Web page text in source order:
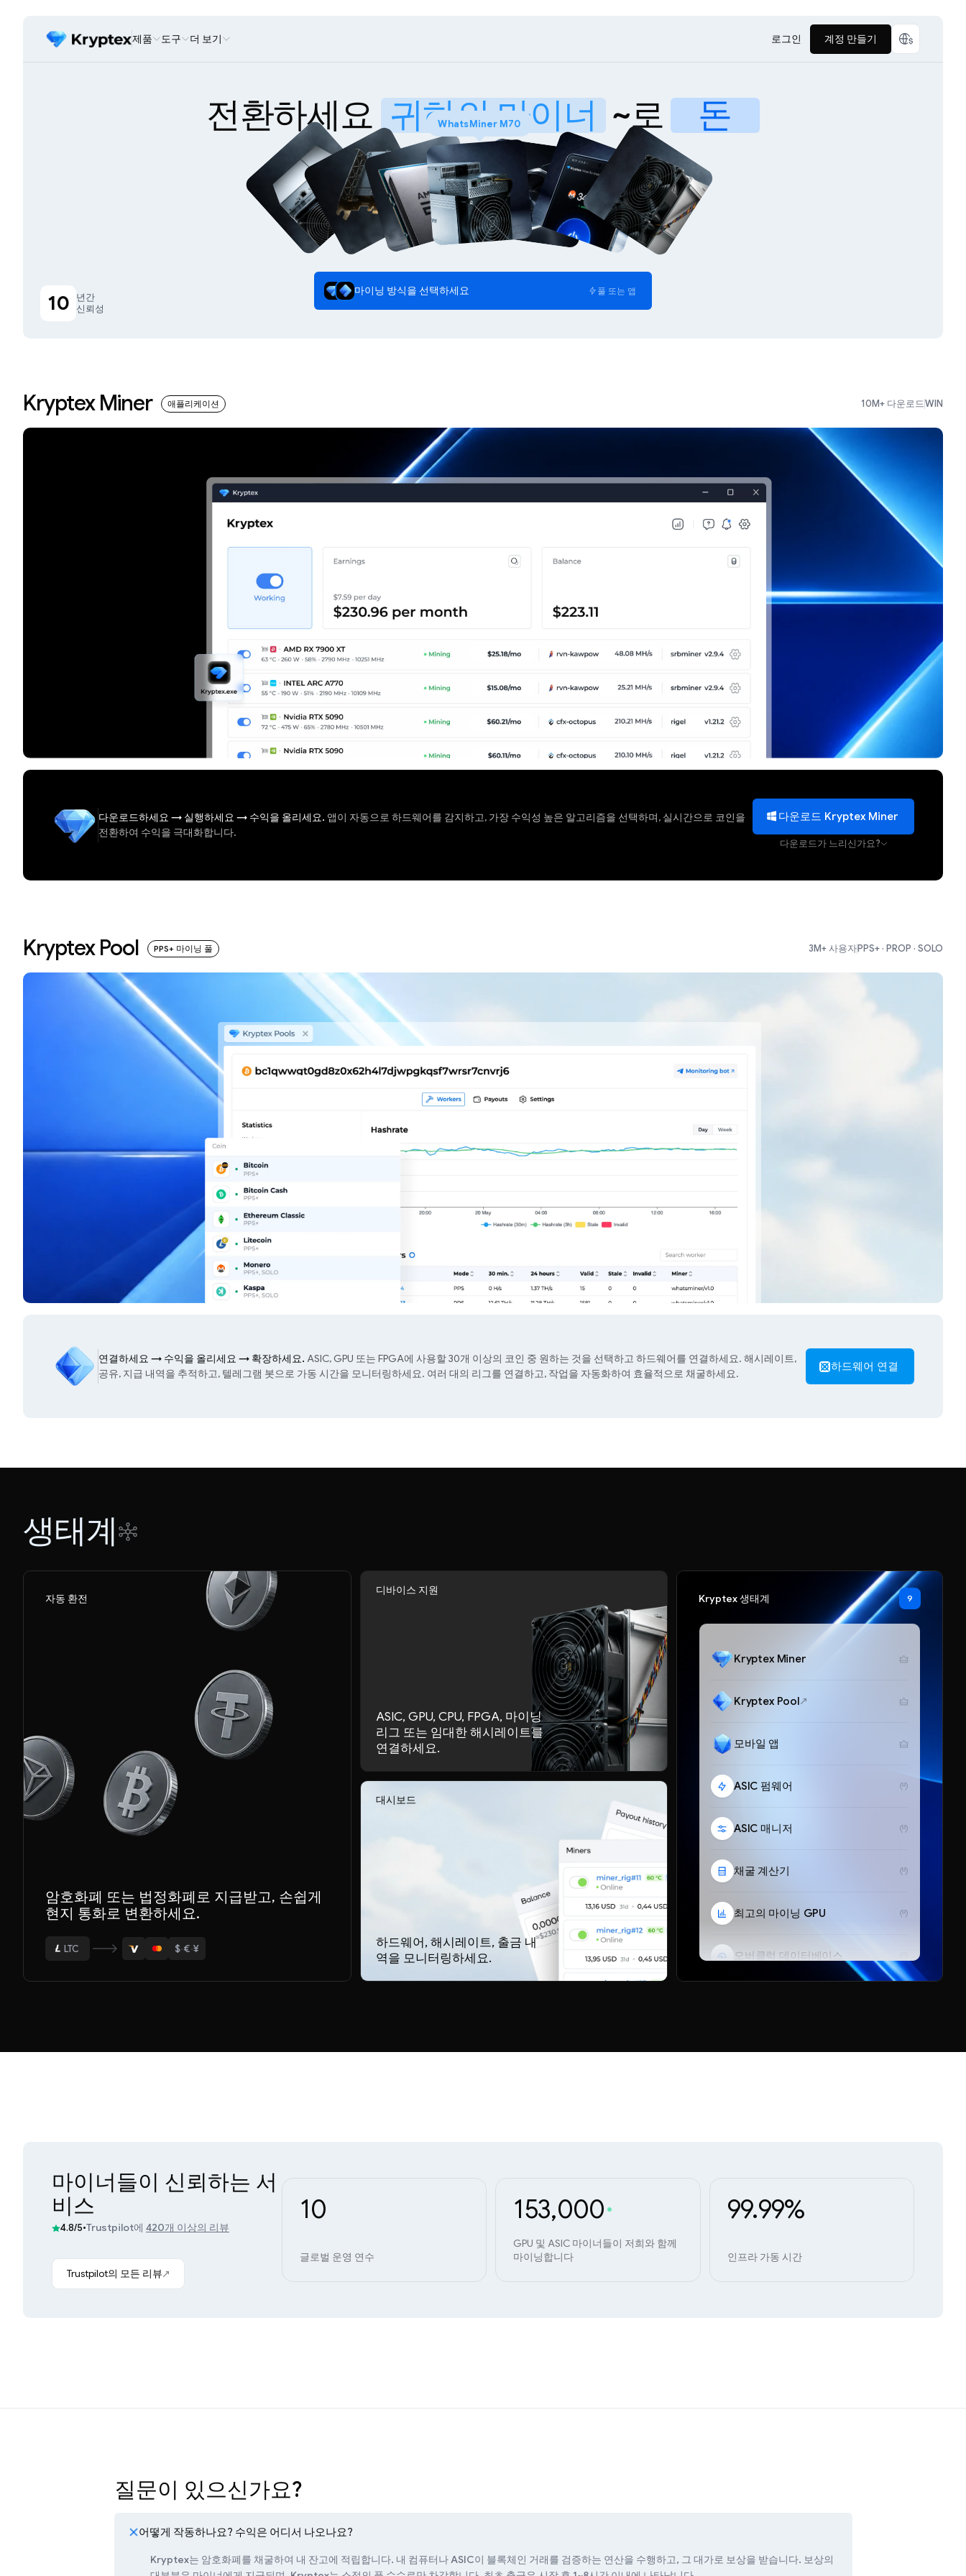
제품 도구 더 보기 로그인 계정 만들기
전환하세요 귀하의 마이너 ~로 돈
마이닝 방식을 선택하세요 풀 또는 앱
10
년간
신뢰성
WhatsMiner M70
Kryptex Miner 애플리케이션 10M+ 다운로드WIN
다운로드하세요 → 실행하세요 → 수익을 올리세요. 앱이 자동으로 하드웨어를 감지하고, 가장 수익성 높은 알고리즘을 선택하며, 실시간으로 코인을
전환하여 수익을 극대화합니다.
다운로드 Kryptex Miner
다운로드가 느리신가요?
Kryptex Pool PPS+ 마이닝 풀 3M+ 사용자PPS+ · PROP · SOLO
연결하세요 → 수익을 올리세요 → 확장하세요. ASIC, GPU 또는 FPGA에 사용할 30개 이상의 코인 중 원하는 것을 선택하고 하드웨어를 연결하세요. 해시레이트,
공유, 지급 내역을 추적하고, 텔레그램 봇으로 가동 시간을 모니터링하세요. 여러 대의 리그를 연결하고, 작업을 자동화하여 효율적으로 채굴하세요.
하드웨어 연결
생태계
대시보드
하드웨어, 해시레이트, 출금 내
역을 모니터링하세요.
디바이스 지원
ASIC, GPU, CPU, FPGA, 마이닝
리그 또는 임대한 해시레이트를
연결하세요.
자동 환전
암호화폐 또는 법정화폐로 지급받고, 손쉽게
현지 통화로 변환하세요.
ETH
$·€·¥
Kryptex 생태계 9
Kryptex Miner
Kryptex Pool
모바일 앱
ASIC 펌웨어
ASIC 매니저
채굴 계산기
최고의 마이닝 GPU
오버클럭 데이터베이스
마이너들이 신뢰하는 서
비스
4.8/5•Trustpilot에 420개 이상의 리뷰
Trustpilot의 모든 리뷰
10
글로벌 운영 연수
153,000
GPU 및 ASIC 마이너들이 저희와 함께
마이닝합니다
99.99%
인프라 가동 시간
질문이 있으신가요?
어떻게 작동하나요? 수익은 어디서 나오나요?
Kryptex는 암호화폐를 채굴하여 내 잔고에 적립합니다. 내 컴퓨터나 ASIC이 블록체인 거래를 검증하는 연산을 수행하고, 그 대가로 보상을 받습니다. 보상의